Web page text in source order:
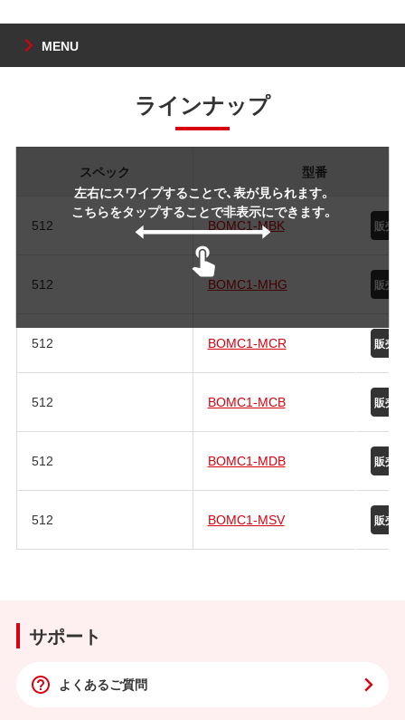
MENU
ラインナップ
左右にスワイプすることで、表が見られます。
こちらをタップすることで非表示にできます。
スペック 型番
512 BOMC1-MBK
512 BOMC1-MHG
512 BOMC1-MCR
512 BOMC1-MCB
512 BOMC1-MDB
512 BOMC1-MSV
サポート
よくあるご質問